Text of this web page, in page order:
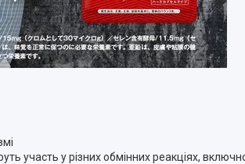
участь у різних обмінних реакціях,